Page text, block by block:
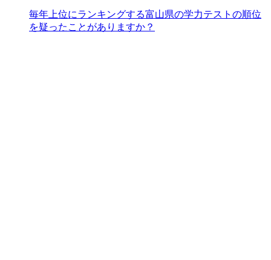
毎年上位にランキングする富山県の学力テストの順位
を疑ったことがありますか？